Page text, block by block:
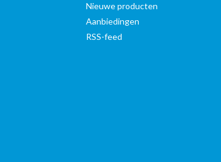
Nieuwe producten
Aanbiedingen
RSS-feed